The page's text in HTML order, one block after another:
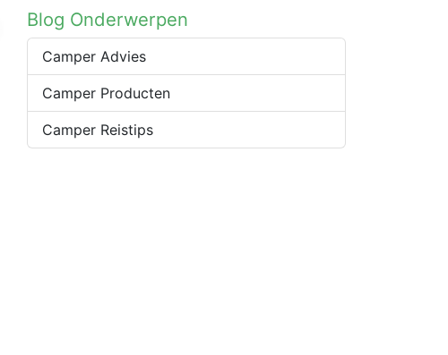
Blog Onderwerpen
Camper Advies
Camper Producten
Camper Reistips